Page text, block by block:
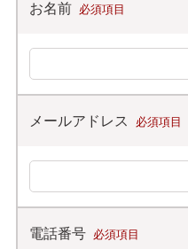
お名前 必須項目
メールアドレス 必須項目
電話番号 必須項目